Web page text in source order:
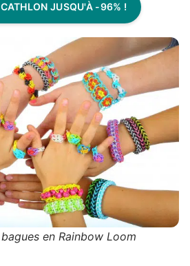
JUSQU'À -96% !
en Rainbow Loom